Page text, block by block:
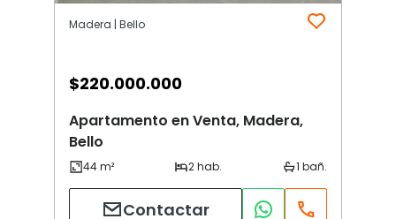
Madera | Bello
$220.000.000
Apartamento en Venta, Madera,
Bello
Contactar